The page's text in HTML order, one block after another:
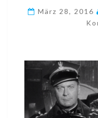
März 28, 2016